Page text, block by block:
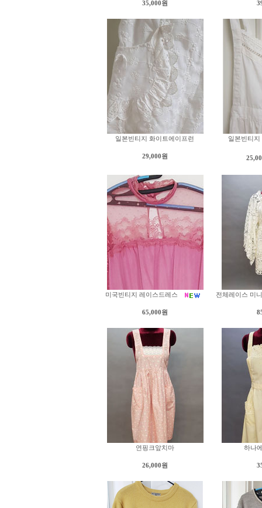
35,000원
일본빈티지 화이트에이프런
29,000원
일본빈티
미국빈티지 레이스드레스
65,000원
전체레이스 미
연핑크앞치마
26,000원
하나